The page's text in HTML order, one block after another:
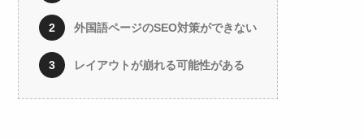
外国語ページのSEO対策ができない
レイアウトが崩れる可能性がある